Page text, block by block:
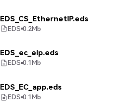
EDS_CS_EthernetIP.eds
EDS 0.2Mb
EDS_ec_eip.eds
EDS 0.1Mb
EDS_EC_app.eds
EDS 0.1Mb